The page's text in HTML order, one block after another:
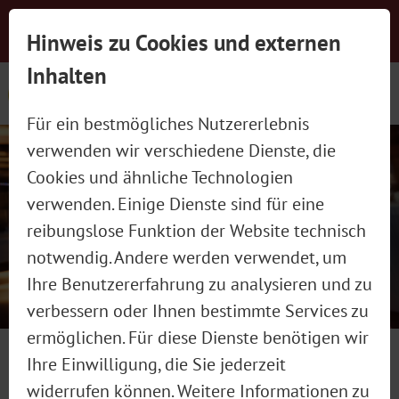
Social Wall
Kontakt
18. Januar 2025
schließen
MADAME WIESN WARM-UP
Bereits das dritte Mal in Folge
veranstalten Chirurgin Dr. Caroline
Kim, Chefredakteurin der Madame
Hinweis zu Cookies und externen
Inhalten
Für ein bestmögliches Nutzererlebnis
verwenden wir verschiedene Dienste, die
Cookies und ähnliche Technologien
verwenden. Einige Dienste sind für eine
reibungslose Funktion der Website technisch
notwendig. Andere werden verwendet, um
Ihre Benutzererfahrung zu analysieren und zu
verbessern oder Ihnen bestimmte Services zu
ermöglichen. Für diese Dienste benötigen wir
Ihre Einwilligung, die Sie jederzeit
widerrufen können. Weitere Informationen zu